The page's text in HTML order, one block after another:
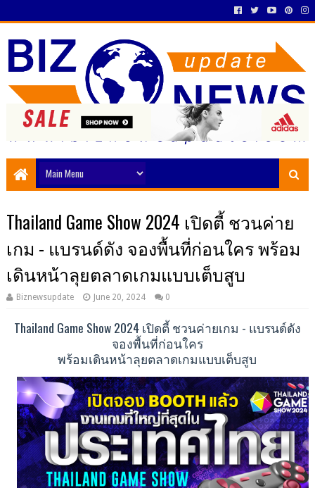
Thailand Game Show 2024 เปิดตี้ ชวนค่าย
เกม - แบรนด์ดัง จองพื้นที่ก่อนใคร พร้อม
เดินหน้าลุยตลาดเกมแบบเต็บสูบ
Biznewsupdate June 20, 2024 0
Thailand Game Show 2024 เปิดตี้ ชวนค่ายเกม - แบรนด์ดัง
จองพื้นที่ก่อนใคร
พร้อมเดินหน้าลุยตลาดเกมแบบเต็บสูบ